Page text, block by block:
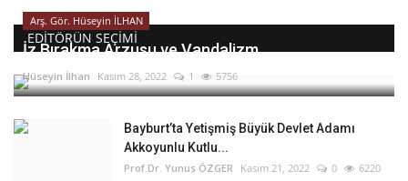
EDITÖRÜN SEÇIMI
Arş. Gör. Hüseyin İLHAN
İz Bırakma Arzusu ve Vandalizm
Hüseyin İlhan Kasım 28, 2022 1 5756
Bayburt’ta Yetişmiş Büyük Devlet Adamı
Akkoyunlu Kutlu...
Prof.Dr. Yunus ÖZGER Kasım 21, 2022 0 6220